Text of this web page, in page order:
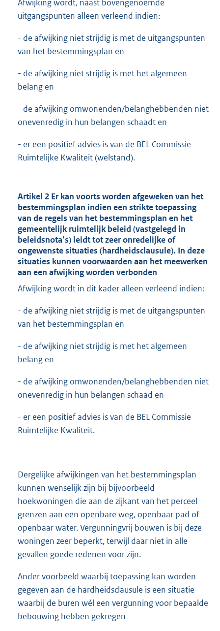
Afwijking wordt, naast bovengenoemde
uitgangspunten alleen verleend indien:
- de afwijking niet strijdig is met de uitgangspunten
van het bestemmingsplan en
- de afwijking niet strijdig is met het algemeen
belang en
- de afwijking omwonenden/belanghebbenden niet
onevenredig in hun belangen schaadt en
- er een positief advies is van de BEL Commissie
Ruimtelijke Kwaliteit (welstand).
Artikel 2 Er kan voorts worden afgeweken van het
bestemmingsplan indien een strikte toepassing
van de regels van het bestemmingsplan en het
gemeentelijk ruimtelijk beleid (vastgelegd in
beleidsnota’s) leidt tot zeer onredelijke of
ongewenste situaties (hardheidsclausule). In deze
situaties kunnen voorwaarden aan het meewerken
aan een afwijking worden verbonden
Afwijking wordt in dit kader alleen verleend indien:
- de afwijking niet strijdig is met de uitgangspunten
van het bestemmingsplan en
- de afwijking niet strijdig is met het algemeen
belang en
- de afwijking omwonenden/belanghebbenden niet
onevenredig in hun belangen schaad en
- er een positief advies is van de BEL Commissie
Ruimtelijke Kwaliteit.
Dergelijke afwijkingen van het bestemmingsplan
kunnen wenselijk zijn bij bijvoorbeeld
hoekwoningen die aan de zijkant van het perceel
grenzen aan een openbare weg, openbaar pad of
openbaar water. Vergunningvrij bouwen is bij deze
woningen zeer beperkt, terwijl daar niet in alle
gevallen goede redenen voor zijn.
Ander voorbeeld waarbij toepassing kan worden
gegeven aan de hardheidsclausule is een situatie
waarbij de buren wél een vergunning voor bepaalde
bebouwing hebben gekregen